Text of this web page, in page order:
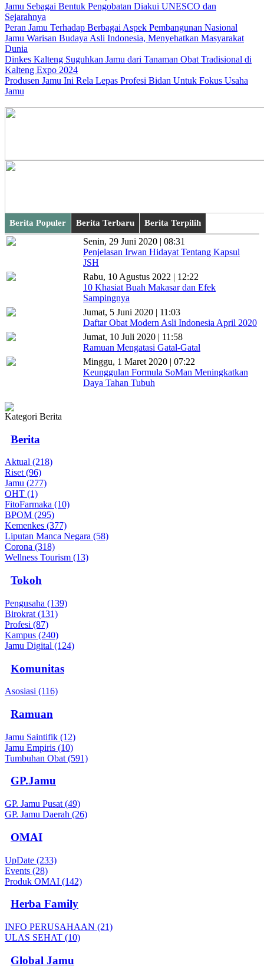
Jamu Sebagai Bentuk Pengobatan Diakui UNESCO dan
Sejarahnya
Peran Jamu Terhadap Berbagai Aspek Pembangunan Nasional
Jamu Warisan Budaya Asli Indonesia, Menyehatkan Masyarakat
Dunia
Dinkes Kalteng Suguhkan Jamu dari Tanaman Obat Tradisional di
Kalteng Expo 2024
Produsen Jamu Ini Rela Lepas Profesi Bidan Untuk Fokus Usaha
Jamu
Berita Populer Berita Terbaru Berita Terpilih
Senin, 29 Juni 2020 | 08:31
Penjelasan Irwan Hidayat Tentang Kapsul
JSH
Rabu, 10 Agustus 2022 | 12:22
10 Khasiat Buah Makasar dan Efek
Sampingnya
Jumat, 5 Juni 2020 | 11:03
Daftar Obat Modern Asli Indonesia April 2020
Jumat, 10 Juli 2020 | 11:58
Ramuan Mengatasi Gatal-Gatal
Minggu, 1 Maret 2020 | 07:22
Keunggulan Formula SoMan Meningkatkan
Daya Tahan Tubuh
Kategori Berita
Berita
Aktual (218)
Riset (96)
Jamu (277)
OHT (1)
FitoFarmaka (10)
BPOM (295)
Kemenkes (377)
Liputan Manca Negara (58)
Corona (318)
Wellness Tourism (13)
Tokoh
Pengusaha (139)
Birokrat (131)
Profesi (87)
Kampus (240)
Jamu Digital (124)
Komunitas
Asosiasi (116)
Ramuan
Jamu Saintifik (12)
Jamu Empiris (10)
Tumbuhan Obat (591)
GP.Jamu
GP. Jamu Pusat (49)
GP. Jamu Daerah (26)
OMAI
UpDate (233)
Events (28)
Produk OMAI (142)
Herba Family
INFO PERUSAHAAN (21)
ULAS SEHAT (10)
Global Jamu